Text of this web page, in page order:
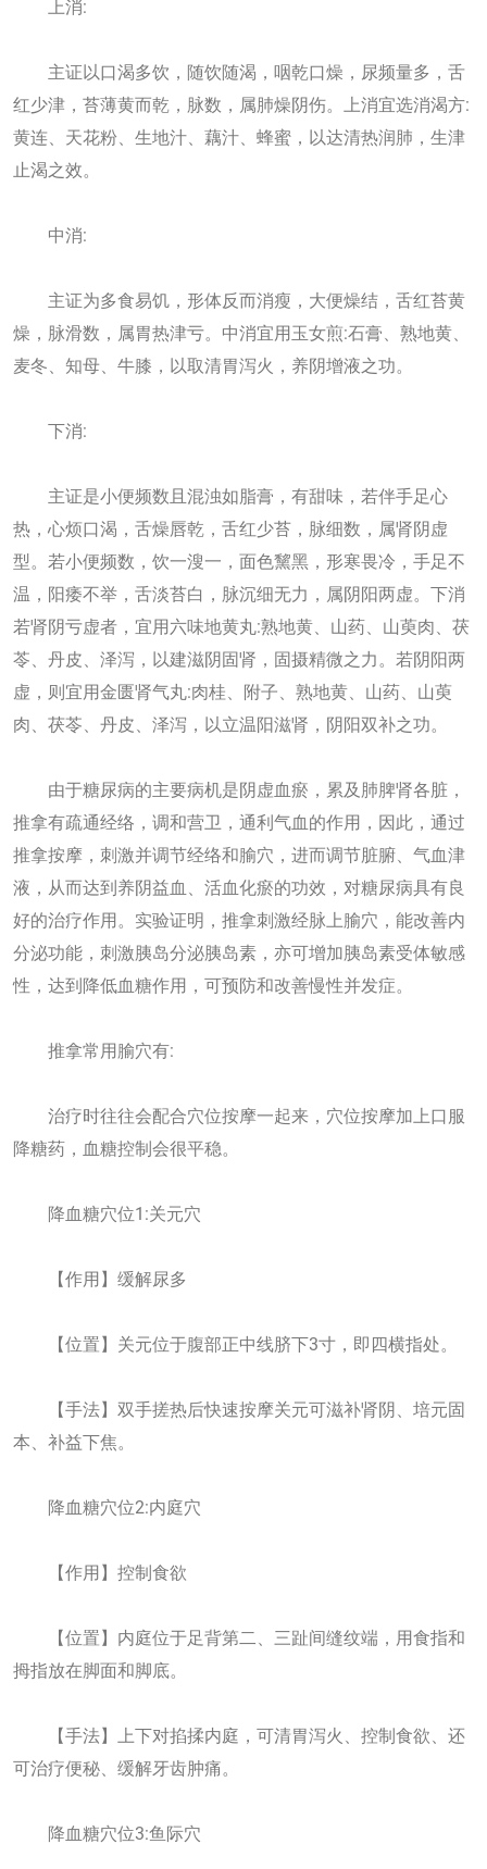
上消:
主证以口渴多饮，随饮随渴，咽乾口燥，尿频量多，舌
红少津，苔薄黄而乾，脉数，属肺燥阴伤。上消宜选消渴方:
黄连、天花粉、生地汁、藕汁、蜂蜜，以达清热润肺，生津
止渴之效。
中消:
主证为多食易饥，形体反而消瘦，大便燥结，舌红苔黄
燥，脉滑数，属胃热津亏。中消宜用玉女煎:石膏、熟地黄、
麦冬、知母、牛膝，以取清胃泻火，养阴增液之功。
下消:
主证是小便频数且混浊如脂膏，有甜味，若伴手足心
热，心烦口渴，舌燥唇乾，舌红少苔，脉细数，属肾阴虚
型。若小便频数，饮一溲一，面色黧黑，形寒畏冷，手足不
温，阳痿不举，舌淡苔白，脉沉细无力，属阴阳两虚。下消
若肾阴亏虚者，宜用六味地黄丸:熟地黄、山药、山萸肉、茯
苓、丹皮、泽泻，以建滋阴固肾，固摄精微之力。若阴阳两
虚，则宜用金匮肾气丸:肉桂、附子、熟地黄、山药、山萸
肉、茯苓、丹皮、泽泻，以立温阳滋肾，阴阳双补之功。
由于糖尿病的主要病机是阴虚血瘀，累及肺脾肾各脏，
推拿有疏通经络，调和营卫，通利气血的作用，因此，通过
推拿按摩，刺激并调节经络和腧穴，进而调节脏腑、气血津
液，从而达到养阴益血、活血化瘀的功效，对糖尿病具有良
好的治疗作用。实验证明，推拿刺激经脉上腧穴，能改善内
分泌功能，刺激胰岛分泌胰岛素，亦可增加胰岛素受体敏感
性，达到降低血糖作用，可预防和改善慢性并发症。
推拿常用腧穴有:
治疗时往往会配合穴位按摩一起来，穴位按摩加上口服
降糖药，血糖控制会很平稳。
降血糖穴位1:关元穴
【作用】缓解尿多
【位置】关元位于腹部正中线脐下3寸，即四横指处。
【手法】双手搓热后快速按摩关元可滋补肾阴、培元固
本、补益下焦。
降血糖穴位2:内庭穴
【作用】控制食欲
【位置】内庭位于足背第二、三趾间缝纹端，用食指和
拇指放在脚面和脚底。
【手法】上下对掐揉内庭，可清胃泻火、控制食欲、还
可治疗便秘、缓解牙齿肿痛。
降血糖穴位3:鱼际穴